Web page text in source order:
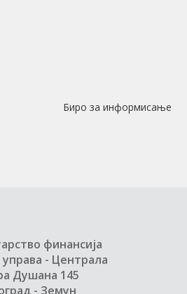
Биро за информисање
финансија
- Централа
Душана 145
- Земун